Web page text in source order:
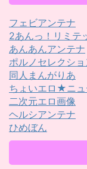
フェビアンテナ
2あんっ！リミテ
あんあんアンテナ
ポルノセレクショ
同人まんがりあ
ちょいエロ★ニュ
二次元エロ画像
ヘルシアンテナ
ひめぼん